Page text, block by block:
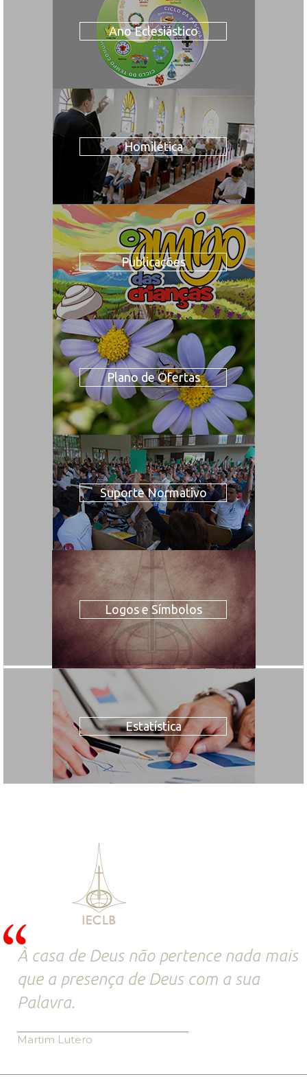
Ano Eclesiástico
Homilética
Publicações
Plano de Ofertas
Suporte Normativo
Logos e Símbolos
Estatística
À casa de Deus não pertence nada mais
que a presença de Deus com a sua
Palavra.
Martim Lutero